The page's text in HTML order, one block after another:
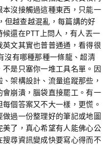
沒接觸過這種東西，只能一
但越查越混亂，每篇講的好
還在PTT上問人，有人丟一
文其實也普普通通，看得很
沒有哪種那種一條龍、超清
是只塞你一堆工具名單。因
架構設計、流量追蹤那些，
崩潰，腦袋直接罷工。有一
個答案又不大一樣，更慌。
過一份整理好的筆記或地圖
了，真心希望有人能佛心公
尋資訊變成快要寫心得而不